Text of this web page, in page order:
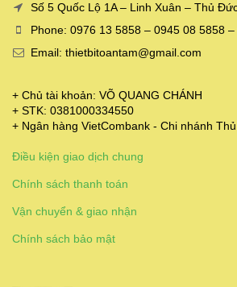
Số 5 Quốc Lộ 1A – Linh Xuân – Thủ
Phone: 0976 13 5858 – 0945 08 5858
Email: thietbitoantam@gmail.com
+ Chủ tài khoản: VÕ QUANG CHÁNH
+ STK: 0381000334550
+ Ngân hàng VietCombank - Chi nhánh
Điều kiện giao dịch chung
Chính sách thanh toán
Vận chuyển & giao nhận
Chính sách bảo mật